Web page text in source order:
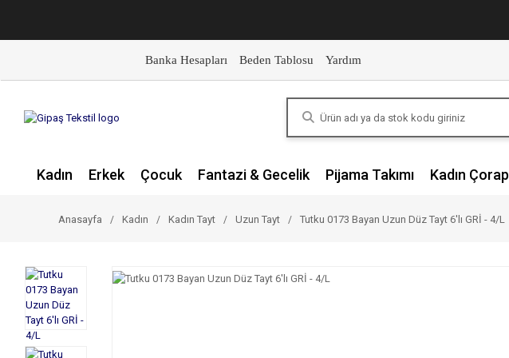
Banka Hesapları Beden Tablosu Yardım
Kadın Erkek Çocuk Fantazi & Gecelik Pijama Takımı Kadın Çorap
Anasayfa Kadın Kadın Tayt Uzun Tayt Tutku 0173 Bayan Uzun Düz Tayt 6'lı GRİ - 4/L